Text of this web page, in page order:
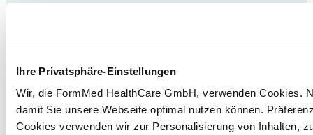
Ihre Privatsphäre-Einstellungen
Wir, die FormMed HealthCare GmbH, verwenden Cookies.
damit Sie unsere Webseite optimal nutzen können.
Cookies verwenden wir zur Personalisierung von Inhalten,
Geprüfter